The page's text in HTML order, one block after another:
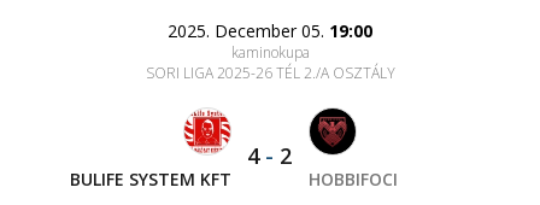
2025. December 05. 19:00
kaminokupa
SORI LIGA 2025-26 TÉL 2./A OSZTÁLY
BULIFE SYSTEM KFT
4- 2
HOBBIFOCI